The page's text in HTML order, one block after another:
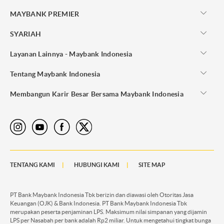
MAYBANK PREMIER
SYARIAH
Layanan Lainnya - Maybank Indonesia
Tentang Maybank Indonesia
Membangun Karir Besar Bersama Maybank Indonesia
TENTANG KAMI HUBUNGI KAMI SITE MAP
PT Bank Maybank Indonesia Tbk berizin dan diawasi oleh Otoritas Jasa
Keuangan (OJK) & Bank Indonesia. PT Bank Maybank Indonesia Tbk
merupakan peserta penjaminan LPS. Maksimum nilai simpanan yang dijamin
LPS per Nasabah per bank adalah Rp2 miliar. Untuk mengetahui tingkat bunga